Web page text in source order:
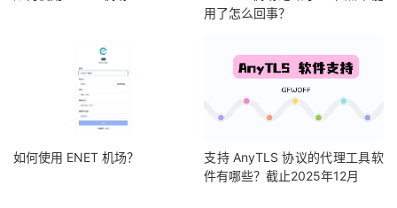
用了怎么回事？
如何使用 ENET 机场？
支持 AnyTLS 协议的代理工具软
件有哪些？截止2025年12月